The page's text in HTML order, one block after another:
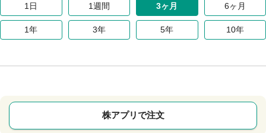
1日 1週間 3ヶ月 6ヶ月
1年 3年 5年 10年
株アプリで注文